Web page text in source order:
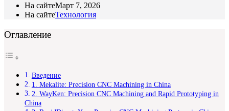
На сайтеМарт 7, 2026
На сайтеТехнология
Оглавление
Введение
1. Mekalite: Precision CNC Machining in China
2. WayKen: Precision CNC Machining and Rapid Prototyping in
China